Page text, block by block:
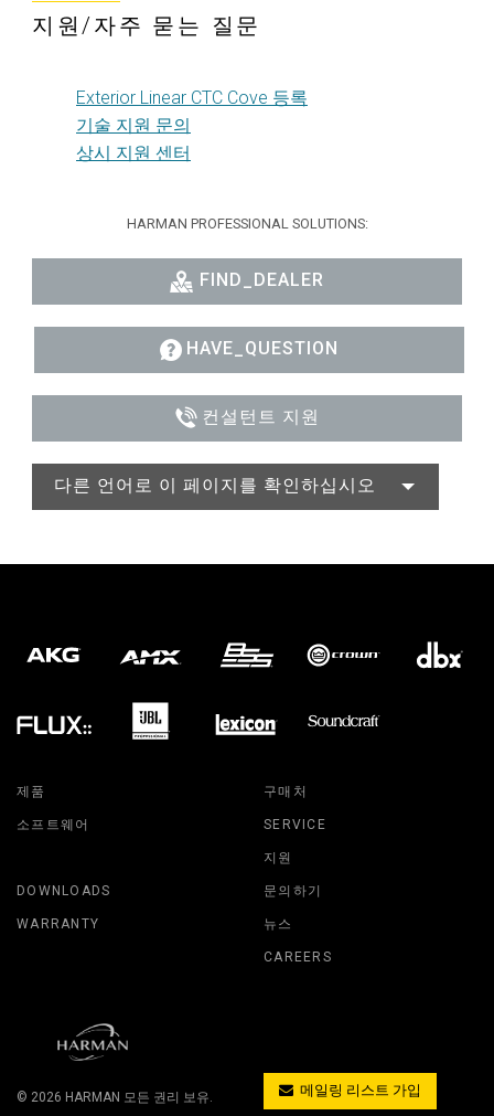
지원/자주 묻는 질문
Exterior Linear CTC Cove 등록
기술 지원 문의
상시 지원 센터
HARMAN PROFESSIONAL SOLUTIONS:
FIND_DEALER
HAVE_QUESTION
컨설턴트 지원
다른 언어로 이 페이지를 확인하십시오
제품
소프트웨어
구매처
SERVICE
지원
DOWNLOADS
WARRANTY
문의하기
뉴스
CAREERS
© 2026 HARMAN 모든 권리 보유.
메일링 리스트 가입